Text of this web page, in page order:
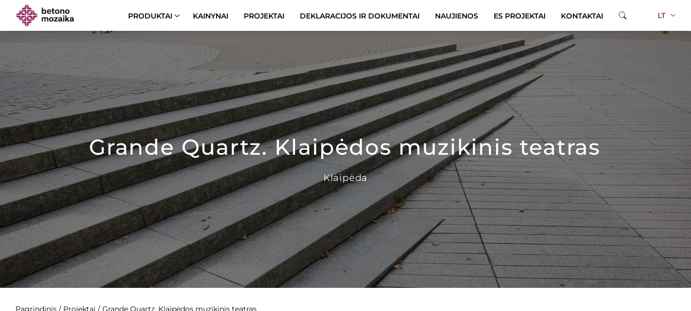
PRODUKTAI KAINYNAI PROJEKTAI DEKLARACIJOS IR DOKUMENTAI NAUJIENOS ES PROJEKTAI KONTAKTAI LT
Grande Quartz. Klaipėdos muzikinis teatras
Klaipėda
Pagrindinis / Projektai / Grande Quartz. Klaipėdos muzikinis teatras